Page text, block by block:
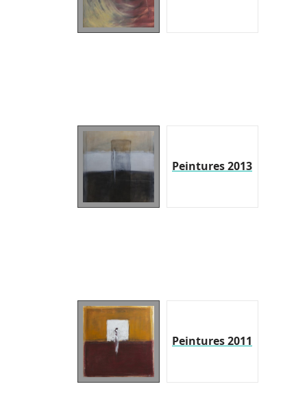
Peintures 2013
Peintures 2011